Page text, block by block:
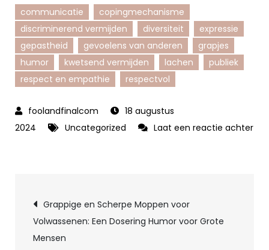
communicatie
copingmechanisme
discriminerend vermijden
diversiteit
expressie
gepastheid
gevoelens van anderen
grapjes
humor
kwetsend vermijden lachen
publiek
respect en empathie
respectvol
18 augustus
2024
Uncategorized
Laat een reactie achter
Grapjes:Berichtnavigatie
Grappige en Scherpe Moppen voor
Volwassenen: Een Dosering Humor voor Grote
Mensen